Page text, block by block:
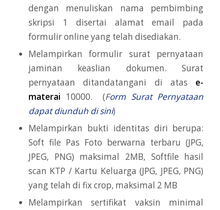
dengan menuliskan nama pembimbing
skripsi 1 disertai alamat email pada
formulir online yang telah disediakan.
Melampirkan formulir surat pernyataan
jaminan keaslian dokumen. Surat
pernyataan ditandatangani di atas e-
materai 10000. (Form Surat Pernyataan
dapat diunduh di sini)
Melampirkan bukti identitas diri berupa:
Soft file Pas Foto berwarna terbaru (JPG,
JPEG, PNG) maksimal 2MB, Softfile hasil
scan KTP / Kartu Keluarga (JPG, JPEG, PNG)
yang telah di fix crop, maksimal 2 MB
Melampirkan sertifikat vaksin minimal